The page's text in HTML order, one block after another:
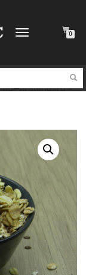
DÉPLIER
0
standard –